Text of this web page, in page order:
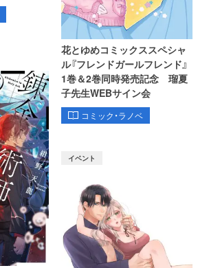
花とゆめコミックススペシャ
ル『フレンドガールフレンド』
1巻＆2巻同時発売記念 瑠夏
子先生WEBサイン会
コミック・ラノベ
イベント